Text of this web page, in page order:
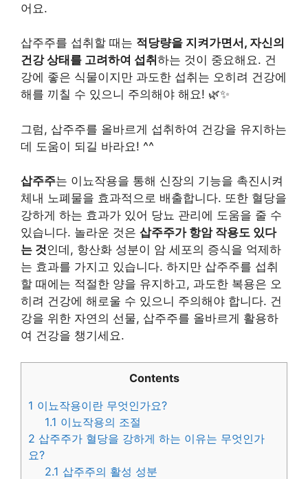
어요.
삽주주를 섭취할 때는 적당량을 지켜가면서, 자신의
건강 상태를 고려하여 섭취 하는 것이 중요해요. 건
강에 좋은 식물이지만 과도한 섭취는 오히려 건강에
해를 끼칠 수 있으니 주의해야 해요! 🌿✨
그럼, 삽주주를 올바르게 섭취하여 건강을 유지하는
데 도움이 되길 바라요! ^^
삽주주는 이뇨작용을 통해 신장의 기능을 촉진시켜
체내 노폐물을 효과적으로 배출합니다. 또한 혈당을
강하게 하는 효과가 있어 당뇨 관리에 도움을 줄 수
있습니다. 놀라운 것은 삽주주가 항암 작용도 있다
는 것 인데, 항산화 성분이 암 세포의 증식을 억제하
는 효과를 가지고 있습니다. 하지만 삽주주를 섭취
할 때에는 적절한 양을 유지하고, 과도한 복용은 오
히려 건강에 해로울 수 있으니 주의해야 합니다. 건
강을 위한 자연의 선물, 삽주주를 올바르게 활용하
여 건강을 챙기세요.
Contents
1 이뇨작용이란 무엇인가요?
1.1 이뇨작용의 조절
2 삽주주가 혈당을 강하게 하는 이유는 무엇인가
요?
2.1 삽주주의 활성 성분